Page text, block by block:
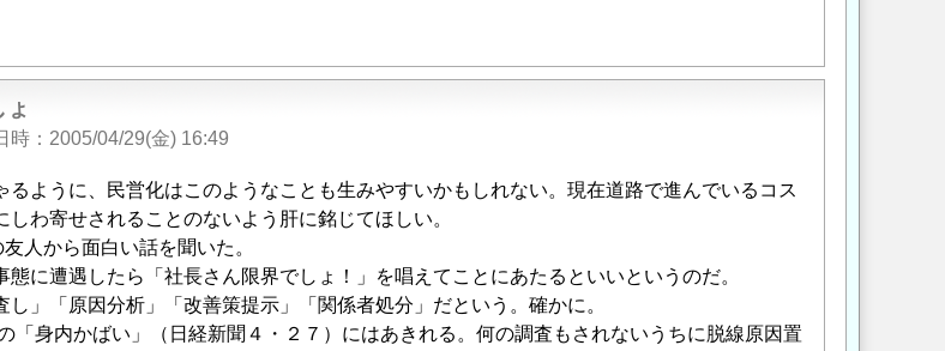
時 2005/04/29(金) 16:49
るように、民営化はこのようなことも生みやすいかもしれない。現在道路で進んでいるコス
しわ寄せされることのないよう肝に銘じてほしい。
人から面白い話を聞いた。
に遭遇したら「社長さん限界でしょ！」を唱えてことにあたるといいというのだ。
」「原因分析」「改善策提示」「関係者処分」だという。確かに。
「身内かばい」（日経新聞４・２７）にはあきれる。何の調査もされないうちに脱線原因置